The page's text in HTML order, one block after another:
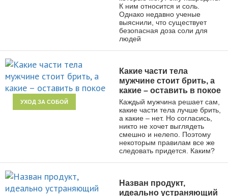
К ним относится и соль.
Однако недавно ученые
выяснили, что существует
безопасная доза соли для
людей
УХОД ЗА СОБОЙ
Какие части тела
мужчине стоит брить, а
какие – оставить в покое
Каждый мужчина решает сам,
какие части тела лучше брить,
а какие – нет. Но согласись,
никто не хочет выглядеть
смешно и нелепо. Поэтому
некоторым правилам все же
следовать придется. Каким?
Назван продукт,
идеально устраняющий